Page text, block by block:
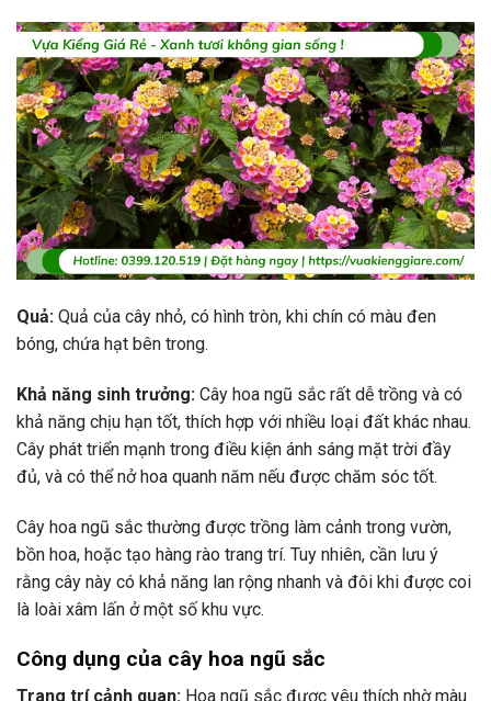
Quả: Quả của cây nhỏ, có hình tròn, khi chín có màu đen
bóng, chứa hạt bên trong.
Khả năng sinh trưởng: Cây hoa ngũ sắc rất dễ trồng và có
khả năng chịu hạn tốt, thích hợp với nhiều loại đất khác nhau.
Cây phát triển mạnh trong điều kiện ánh sáng mặt trời đầy
đủ, và có thể nở hoa quanh năm nếu được chăm sóc tốt.
Cây hoa ngũ sắc thường được trồng làm cảnh trong vườn,
bồn hoa, hoặc tạo hàng rào trang trí. Tuy nhiên, cần lưu ý
rằng cây này có khả năng lan rộng nhanh và đôi khi được coi
là loài xâm lấn ở một số khu vực.
Công dụng của cây hoa ngũ sắc
Trang trí cảnh quan: Hoa ngũ sắc được yêu thích nhờ màu